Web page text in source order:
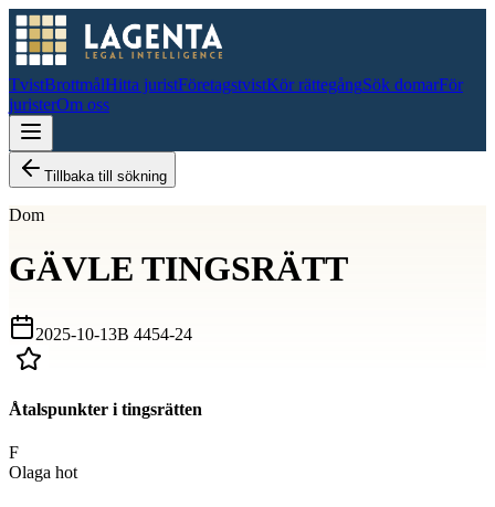
TvistBrottmålHitta juristFöretagstvistKör rättegångSök domarFör
juristerOm oss
Tillbaka till sökning
Dom
GÄVLE TINGSRÄTT
2025-10-13B 4454-24
Åtalspunkter i tingsrätten
F
Olaga hot